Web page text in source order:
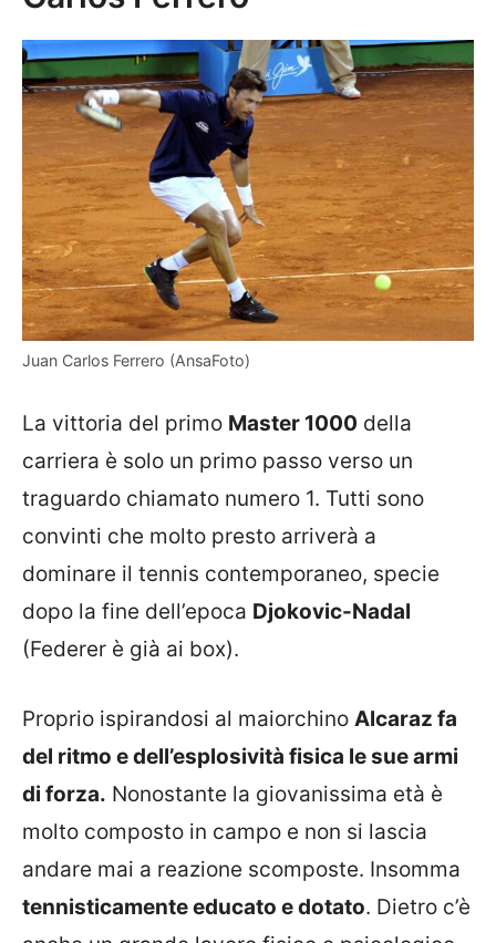
Juan Carlos Ferrero (AnsaFoto)
La vittoria del primo Master 1000 della
carriera è solo un primo passo verso un
traguardo chiamato numero 1. Tutti sono
convinti che molto presto arriverà a
dominare il tennis contemporaneo, specie
dopo la fine dell’epoca Djokovic-Nadal
(Federer è già ai box).
Proprio ispirandosi al maiorchino Alcaraz fa
del ritmo e dell’esplosività fisica le sue armi
di forza. Nonostante la giovanissima età è
molto composto in campo e non si lascia
andare mai a reazione scomposte. Insomma
tennisticamente educato e dotato. Dietro c’è